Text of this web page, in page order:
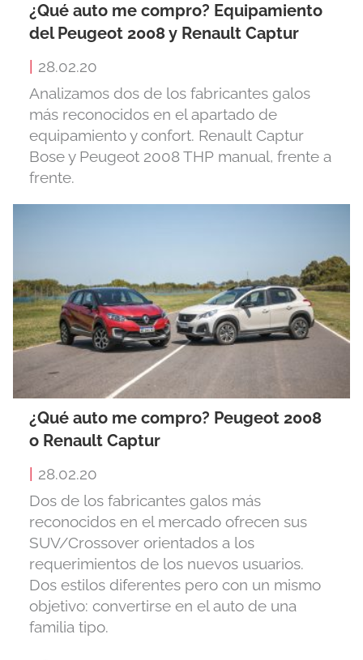
¿Qué auto me compro? Equipamiento
del Peugeot 2008 y Renault Captur
28.02.20
Analizamos dos de los fabricantes galos
más reconocidos en el apartado de
equipamiento y confort. Renault Captur
Bose y Peugeot 2008 THP manual, frente a
frente.
¿Qué auto me compro? Peugeot 2008
o Renault Captur
28.02.20
Dos de los fabricantes galos más
reconocidos en el mercado ofrecen sus
SUV/Crossover orientados a los
requerimientos de los nuevos usuarios.
Dos estilos diferentes pero con un mismo
objetivo: convertirse en el auto de una
familia tipo.